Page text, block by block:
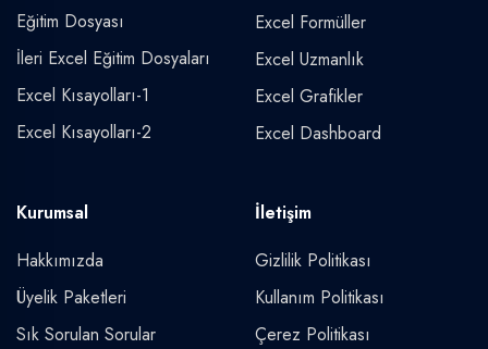
Eğitim Dosyası
İleri Excel Eğitim Dosyaları
Excel Kısayolları-1
Excel Kısayolları-2
Excel Formüller
Excel Uzmanlık
Excel Grafikler
Excel Dashboard
Kurumsal
Hakkımızda
Üyelik Paketleri
Sık Sorulan Sorular
İletişim
Gizlilik Politikası
Kullanım Politikası
Çerez Politikası